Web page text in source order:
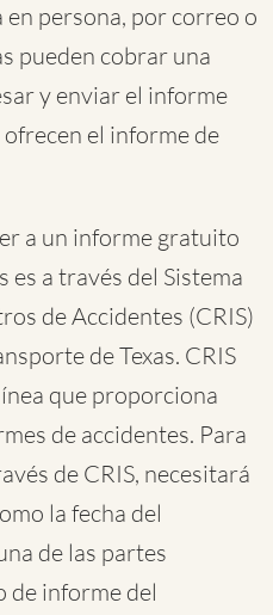
persona, por correo o
pueden cobrar una
y enviar el informe
el informe de
a un informe gratuito
es a través del Sistema
de Accidentes (CRIS)
de Texas. CRIS
que proporciona
de accidentes. Para
de CRIS, necesitará
la fecha del
de las partes
de informe del